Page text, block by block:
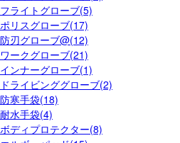
フライトグローブ(5)
ポリスグローブ(17)
防刃グローブ@(12)
ワークグローブ(21)
インナーグローブ(1)
ドライビンググローブ(2)
防寒手袋(18)
耐水手袋(4)
ボディプロテクター(8)